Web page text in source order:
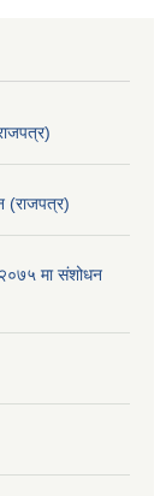
(राजपत्र)
२०७५ मा संशोधन